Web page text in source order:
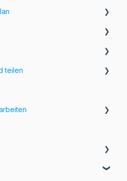
an
Grundriss hinzu
und Bildern zu deinem
teilen